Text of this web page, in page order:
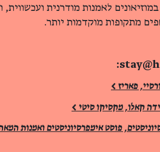
לאמנות מודרנית
מתקופות מוקדמות יותר.